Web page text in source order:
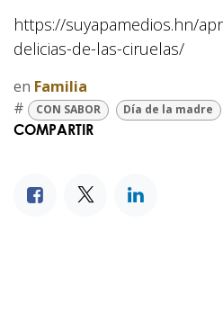
https://suyapamedios.hn/
delicias-de-las-ciruelas/
en Familia
#
CON SABOR Día de la madre
COMPARTIR